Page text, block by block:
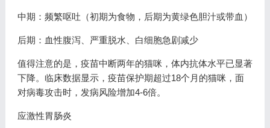
中期：频繁呕吐（初期为食物，后期为黄绿色胆汁或带血）
后期：血性腹泻、严重脱水、白细胞急剧减少
值得注意的是，疫苗中断两年的猫咪，体内抗体水平已显著
下降。临床数据显示，疫苗保护期超过18个月的猫咪，面
对病毒攻击时，发病风险增加4-6倍。
应激性胃肠炎